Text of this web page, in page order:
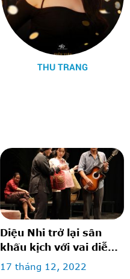
THU TRANG
Diệu Nhi trở lại sân
khấu kịch với vai diễn
lấy nước mắt khán giả
17 tháng 12, 2022